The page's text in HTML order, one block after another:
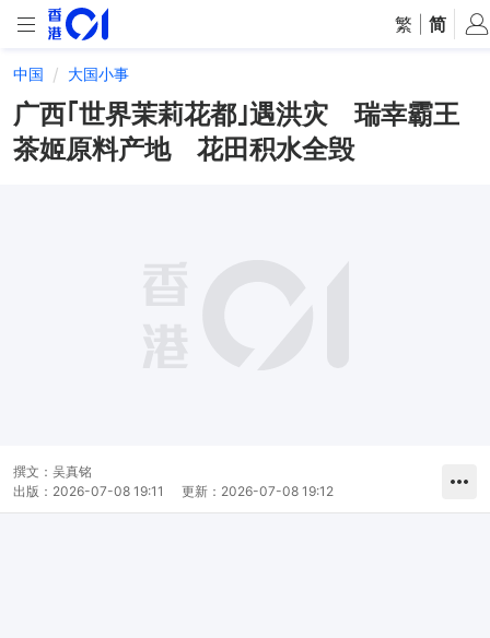
繁 简
中国 大国小事
广西｢世界茉莉花都｣遇洪灾 瑞幸霸王
茶姬原料产地 花田积水全毁
撰文： 吴真铭
出版： 2026-07-08 19:11 更新： 2026-07-08 19:12